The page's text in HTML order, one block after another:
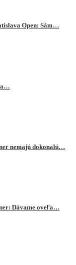
Open: Sám…
nemajú dokonalú…
Dávame oveľa…